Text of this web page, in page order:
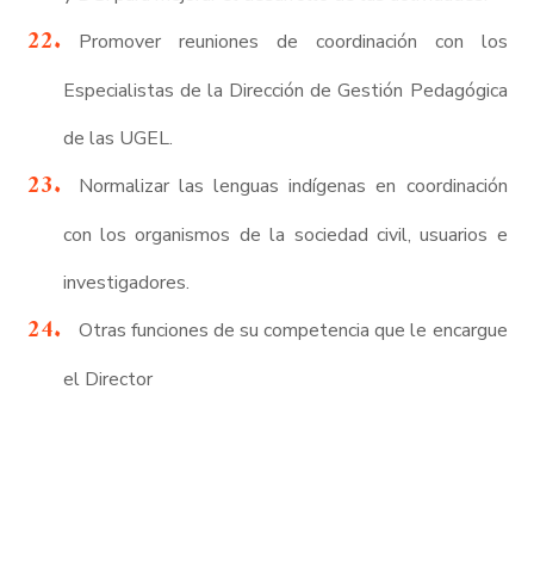
Promover reuniones de coordinación con los
Especialistas de la Dirección de Gestión Pedagógica
de las UGEL.
Normalizar las lenguas indígenas en coordinación
con los organismos de la sociedad civil, usuarios e
investigadores.
Otras funciones de su competencia que le encargue
el Director